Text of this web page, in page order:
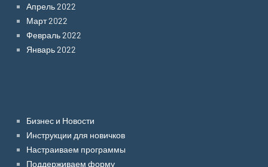
Апрель 2022
Март 2022
Февраль 2022
Январь 2022
Бизнес и Новости
Инструкции для новичков
Настраиваем программы
Поддерживаем форму